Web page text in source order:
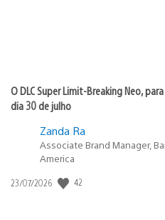
O DLC Super Limit-Breaking Neo,
dia 30 de julho
Zanda Ra
Associate Brand Manager,
America
Data
23/07/2026 42